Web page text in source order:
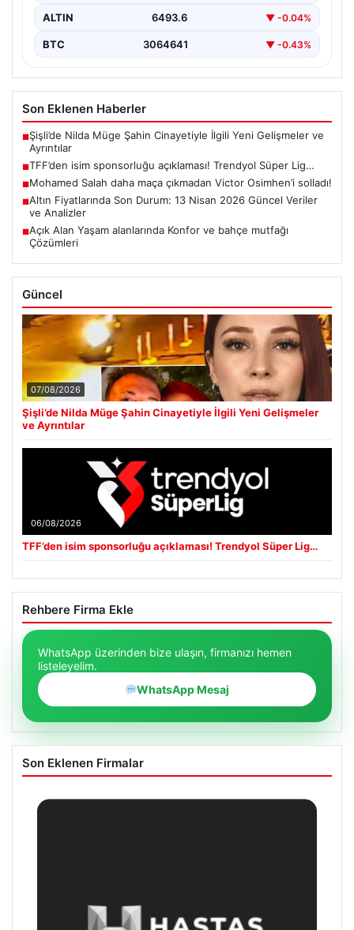
ALTIN 6493.6 ▼ -0.04%
BTC 3064641 ▼ -0.43%
Son Eklenen Haberler
■Şişli’de Nilda Müge Şahin Cinayetiyle İlgili Yeni Gelişmeler ve
Ayrıntılar
■TFF’den isim sponsorluğu açıklaması! Trendyol Süper Lig…
■Mohamed Salah daha maça çıkmadan Victor Osimhen’i solladı!
■Altın Fiyatlarında Son Durum: 13 Nisan 2026 Güncel Veriler
ve Analizler
■Açık Alan Yaşam alanlarında Konfor ve bahçe mutfağı
Çözümleri
Güncel
07/08/2026
Şişli’de Nilda Müge Şahin Cinayetiyle İlgili Yeni Gelişmeler
ve Ayrıntılar
06/08/2026
TFF’den isim sponsorluğu açıklaması! Trendyol Süper Lig…
Rehbere Firma Ekle
WhatsApp üzerinden bize ulaşın, firmanızı hemen
listeleyelim.
WhatsApp Mesaj
Son Eklenen Firmalar